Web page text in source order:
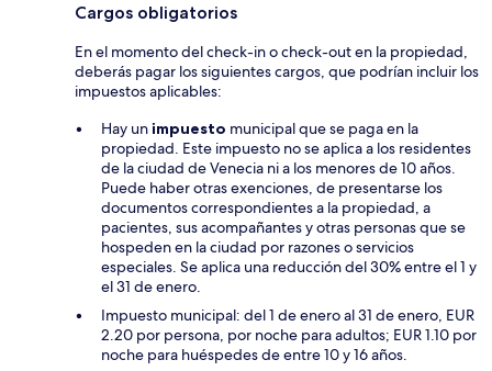
Cargos obligatorios
En el momento del check-in o check-out en la propiedad,
deberás pagar los siguientes cargos, que podrían incluir los
impuestos aplicables:
Hay unimpuesto municipal que se paga en la
propiedad. Este impuesto no se aplica a los residentes
de la ciudad de Venecia ni a los menores de 10 años.
Puede haber otras exenciones, de presentarse los
documentos correspondientes a la propiedad, a
pacientes, sus acompañantes y otras personas que se
hospeden en la ciudad por razones o servicios
especiales. Se aplica una reducción del 30% entre el 1 y
el 31 de enero.
Impuesto municipal: del 1 de enero al 31 de enero, EUR
2.20 por persona, por noche para adultos; EUR 1.10 por
noche para huéspedes de entre 10 y 16 años.